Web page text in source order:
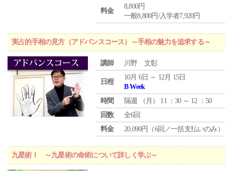
料金
8,800円
一般8,800円/入学者7,920円
実占的手相の見方（アドバンスコース）～手相の魅力を追求する～
講師 川野 文彰
日程
10月 6日 ～ 12月 15日
B Week
時間
隔週 （ 月 ） 11 ：30 ～ 12 ：50
回数
全6回
料金
20,090円（6回／一括支払いのみ）
九星術Ⅰ ～九星術の命術について詳しく学ぶ～